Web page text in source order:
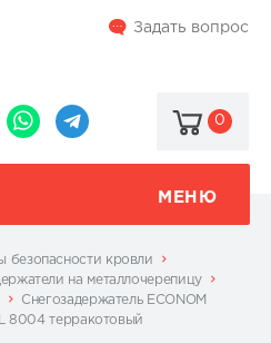
Задать вопрос
0
МЕНЮ
безопасности кровли
на металлочерепицу
Снегозадержатель ECONOM
8004 терракотовый